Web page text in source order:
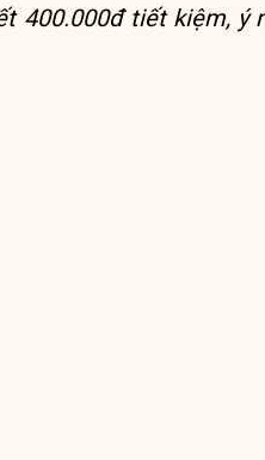
400.000đ tiết kiệm, ý